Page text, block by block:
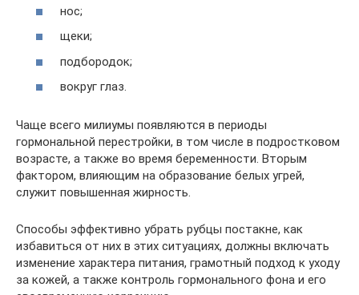
нос;
щеки;
подбородок;
вокруг глаз.
Чаще всего милиумы появляются в периоды
гормональной перестройки, в том числе в подростковом
возрасте, а также во время беременности. Вторым
фактором, влияющим на образование белых угрей,
служит повышенная жирность.
Способы эффективно убрать рубцы постакне, как
избавиться от них в этих ситуациях, должны включать
изменение характера питания, грамотный подход к уходу
за кожей, а также контроль гормонального фона и его